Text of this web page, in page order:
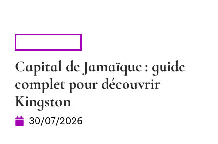
Capital de Jamaïque : guide
complet pour découvrir
Kingston
30/07/2026